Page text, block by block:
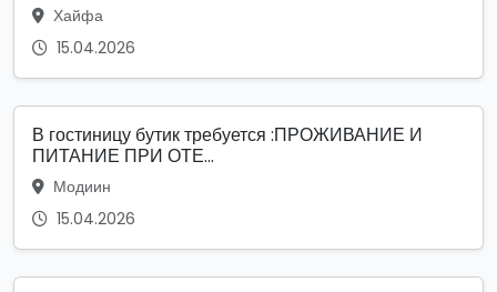
Хайфа
15.04.2026
В гостиницу бутик требуется :ПРОЖИВАНИЕ И
ПИТАНИЕ ПРИ ОТЕ...
Модиин
15.04.2026